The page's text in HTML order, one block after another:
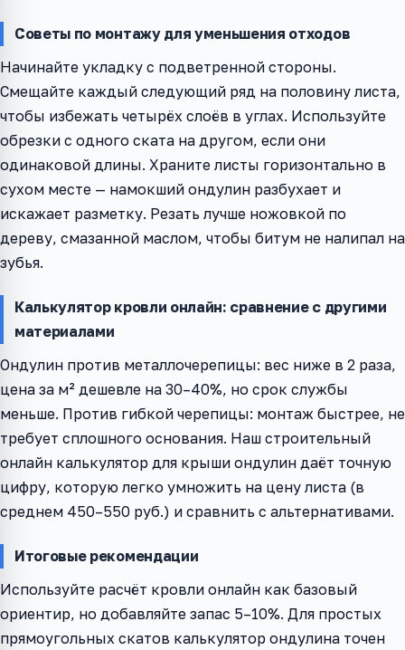
Советы по монтажу для уменьшения отходов
Начинайте укладку с подветренной стороны.
Смещайте каждый следующий ряд на половину листа,
чтобы избежать четырёх слоёв в углах. Используйте
обрезки с одного ската на другом, если они
одинаковой длины. Храните листы горизонтально в
сухом месте — намокший ондулин разбухает и
искажает разметку. Резать лучше ножовкой по
дереву, смазанной маслом, чтобы битум не налипал на
зубья.
Калькулятор кровли онлайн: сравнение с другими
материалами
Ондулин против металлочерепицы: вес ниже в 2 раза,
цена за м² дешевле на 30–40%, но срок службы
меньше. Против гибкой черепицы: монтаж быстрее, не
требует сплошного основания. Наш строительный
онлайн калькулятор для крыши ондулин даёт точную
цифру, которую легко умножить на цену листа (в
среднем 450–550 руб.) и сравнить с альтернативами.
Итоговые рекомендации
Используйте расчёт кровли онлайн как базовый
ориентир, но добавляйте запас 5–10%. Для простых
прямоугольных скатов калькулятор ондулина точен